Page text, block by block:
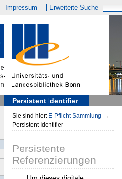
Impressum Erweiterte Suche
Persistent Identifier
Sie sind hier: E-Pflicht-Sammlung →
Persistent Identifier
Persistente
Referenzierungen